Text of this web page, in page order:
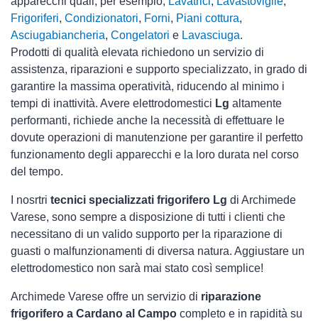
Frigoriferi, Condizionatori, Forni, Piani cottura,
Asciugabiancheria, Congelatori e Lavasciuga.
Prodotti di qualità elevata richiedono un servizio di
assistenza, riparazioni e supporto specializzato, in grado di
garantire la massima operatività, riducendo al minimo i
tempi di inattività. Avere elettrodomestici Lg altamente
performanti, richiede anche la necessità di effettuare le
dovute operazioni di manutenzione per garantire il perfetto
funzionamento degli apparecchi e la loro durata nel corso
del tempo.
I nosrtri tecnici specializzati frigorifero Lg di Archimede
Varese, sono sempre a disposizione di tutti i clienti che
necessitano di un valido supporto per la riparazione di
guasti o malfunzionamenti di diversa natura. Aggiustare un
elettrodomestico non sarà mai stato così semplice!
Archimede Varese offre un servizio di riparazione
frigorifero a Cardano al Campo completo e in rapidità su